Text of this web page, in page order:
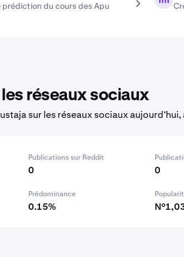
du cours des Apu
réseaux sociaux
sur les réseaux sociaux
Publications sur Reddit
0 0
Prédominance
0.15%